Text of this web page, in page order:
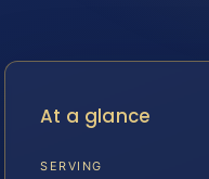
At a glance
SERVING